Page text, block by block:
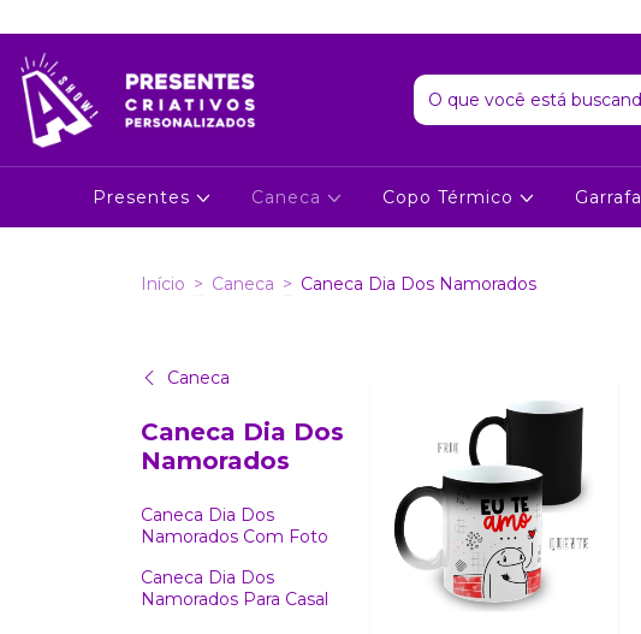
Presentes Caneca Copo Térmico Garrafa
Início > Caneca > Caneca Dia Dos Namorados
Caneca
Caneca Dia Dos
Namorados
Caneca Dia Dos
Namorados Com Foto
Caneca Dia Dos
Namorados Para Casal